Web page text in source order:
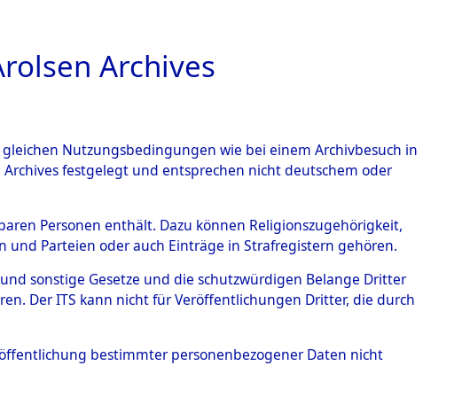
BILD
zuarbeitenden Organe nach
Staatsangehörigen der
westlichen
Checking")→0001
Archives
Nutzungsbedingungen wie bei einem Archivbesuch in
festgelegt und entsprechen nicht deutschem oder
Personen enthält. Dazu können Religionszugehörigkeit,
Parteien oder auch Einträge in Strafregistern gehören.
sonstige Gesetze und die schutzwürdigen Belange Dritter
Der ITS kann nicht für Veröffentlichungen Dritter, die durch
bestimmter personenbezogener Daten nicht